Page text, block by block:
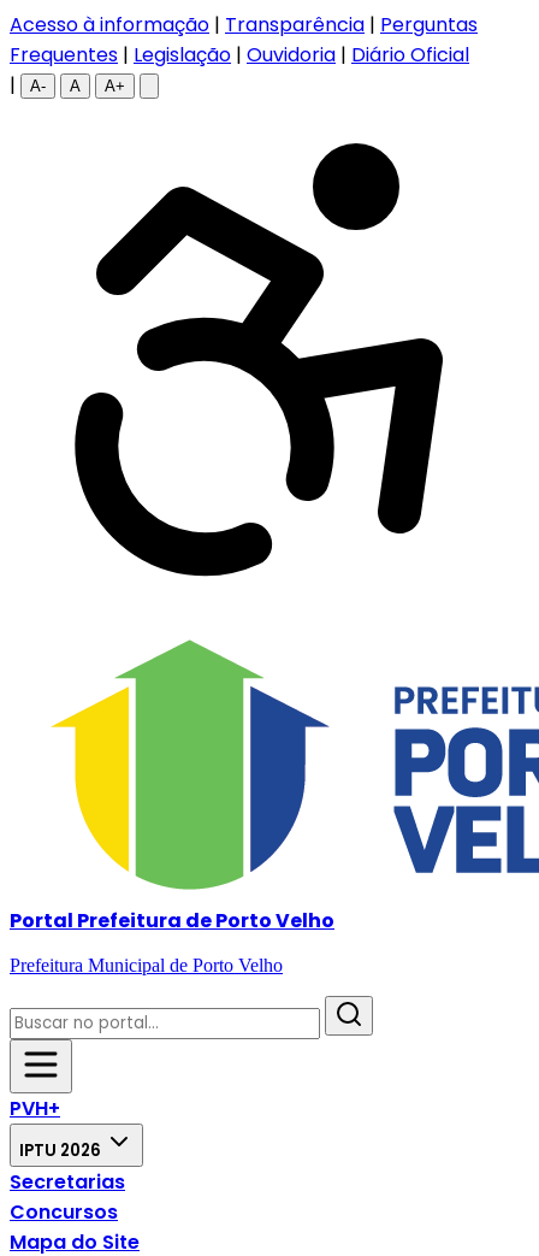
Acesso à informação | Transparência | Perguntas
Frequentes | Legislação | Ouvidoria | Diário Oficial
|
A- A A+
Portal Prefeitura de Porto Velho
Prefeitura Municipal de Porto Velho
PVH+
IPTU 2026
Secretarias
Concursos
Mapa do Site